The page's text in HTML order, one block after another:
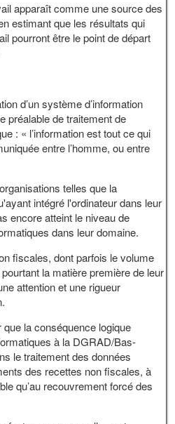
apparaît comme une source des
estimant que les résultats qui
pourront être le point de départ
d’un système d’information
préalable de traitement de
: « l’information est tout ce qui
entre l’homme, ou entre
telles que la
intégré l'ordinateur dans leur
encore atteint le niveau de
dans leur domaine.
fiscales, dont parfois le volume
la matière première de leur
attention et une rigueur
la conséquence logique
à la DGRAD/Bas-
le traitement des données
des recettes non fiscales, à
qu’au recouvrement forcé des